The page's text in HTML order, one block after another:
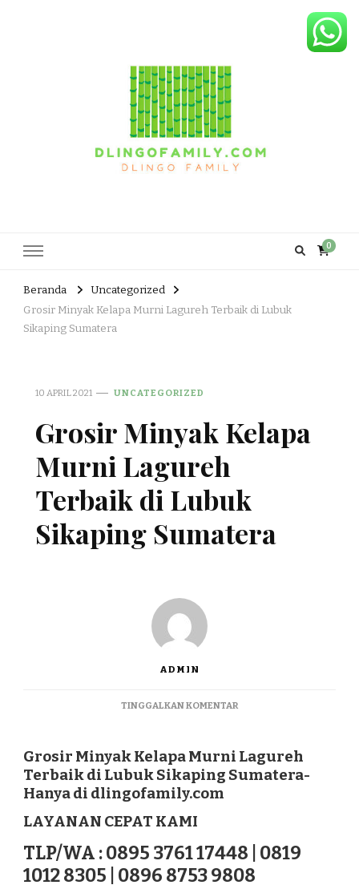
0
Beranda
Uncategorized
Grosir Minyak Kelapa Murni Lagureh Terbaik di Lubuk
Sikaping Sumatera
10 APRIL 2021 UNCATEGORIZED
Grosir Minyak Kelapa
Murni Lagureh
Terbaik di Lubuk
Sikaping Sumatera
ADMIN
TINGGALKAN KOMENTARPADA
KELAPA
MURNI
LAGUREH
SUMATERA
Grosir Minyak Kelapa Murni Lagureh
Terbaik di Lubuk Sikaping Sumatera-
Hanya di dlingofamily.com
LAYANAN CEPAT KAMI
TLP/WA : 0895 3761 17448 | 0819
1012 8305 | 0896 8753 9808